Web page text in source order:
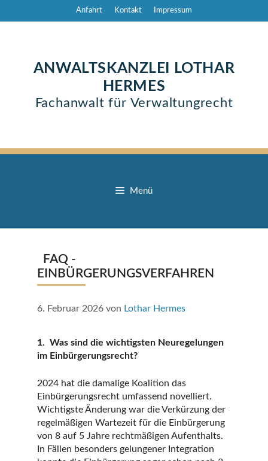
Anfahrt Kontakt Impressum
ANWALTSKANZLEI LOTHAR
HERMES
Fachanwalt für Verwaltungrecht
Menü
FAQ -
EINBÜRGERUNGSVERFAHREN
6. Februar 2026 von Lothar Hermes
1. Was sind die wichtigsten Neuregelungen
im Einbürgerungsrecht?
2024 hat die damalige Koalition das
Einbürgerungsrecht umfassend novelliert.
Wichtigste Änderung war die Verkürzung der
regelmäßigen Wartezeit für die Einbürgerung
von 8 auf 5 Jahre rechtmäßigen Aufenthalts.
In Fällen besonders gelungener Integration